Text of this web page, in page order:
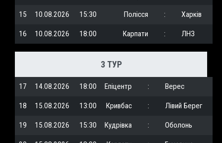
15 10.08.2026 15:30 Полісся : Харків
16 10.08.2026 18:00 Карпати : ЛНЗ
3 ТУР
17 14.08.2026 18:00 Епіцентр : Верес
18 15.08.2026 13:00 Кривбас : Лівий Берег
19 15.08.2026 15:30 Кудрівка : Оболонь